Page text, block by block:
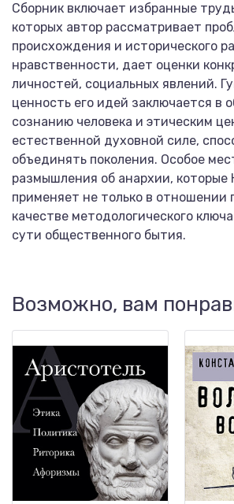
Сборник включает избранные
которых автор рассматривает
происхождения и исторического
нравственности, дает оценки
личностей, социальных явлений.
ценность его идей заключается в
сознанию человека и этическим
естественной духовной силе,
объединять поколения. Особое
размышления об анархии, которые
применяет не только в отношении
качестве методологического
сути общественного бытия.
Возможно, вам